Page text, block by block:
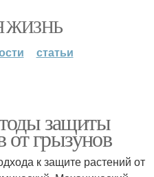
ЖИЗНЬ
статьи
защиты
от грызунов
к защите растений от